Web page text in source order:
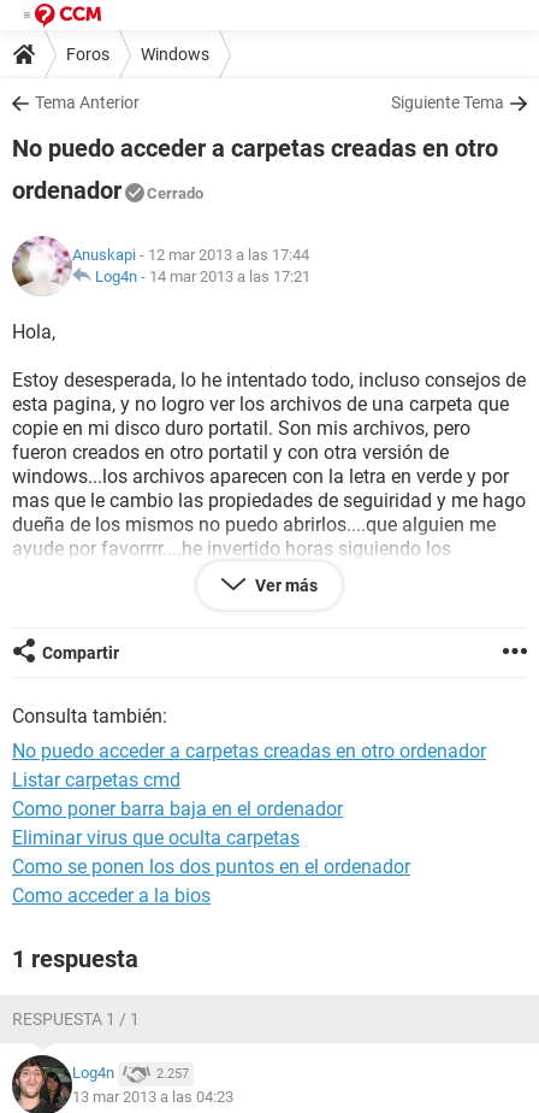
Foros Windows
Tema Anterior Siguiente Tema
No puedo acceder a carpetas creadas en otro
ordenador
Cerrado
Anuskapi - 12 mar 2013 a las 17:44
Log4n - 14 mar 2013 a las 17:21
Hola,
Estoy desesperada, lo he intentado todo, incluso consejos de
esta pagina, y no logro ver los archivos de una carpeta que
copie en mi disco duro portatil. Son mis archivos, pero
fueron creados en otro portatil y con otra versión de
windows...los archivos aparecen con la letra en verde y por
mas que le cambio las propiedades de seguiridad y me hago
dueña de los mismos no puedo abrirlos....que alguien me
ayude por favorrrr....he invertido horas siguiendo los
consejos que he encontrado en varios foros y nada!!!
Ver más
Compartir
Consulta también:
No puedo acceder a carpetas creadas en otro ordenador
Listar carpetas cmd
Como poner barra baja en el ordenador
Eliminar virus que oculta carpetas
Como se ponen los dos puntos en el ordenador
Como acceder a la bios
1 respuesta
RESPUESTA 1 / 1
Log4n 2.257
13 mar 2013 a las 04:23